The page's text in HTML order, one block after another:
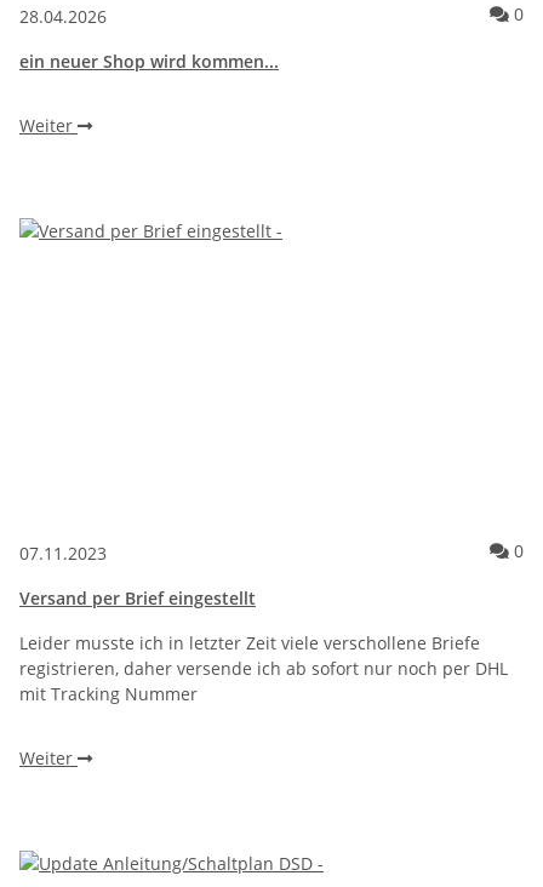
28.04.2026 0
ein neuer Shop wird kommen...
Weiter
07.11.2023 0
Versand per Brief eingestellt
Leider musste ich in letzter Zeit viele verschollene Briefe
registrieren, daher versende ich ab sofort nur noch per DHL
mit Tracking Nummer
Weiter